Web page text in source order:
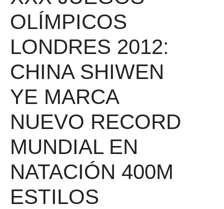
OLÍMPICOS
LONDRES 2012:
CHINA SHIWEN
YE MARCA
NUEVO RECORD
MUNDIAL EN
NATACIÓN 400M
ESTILOS